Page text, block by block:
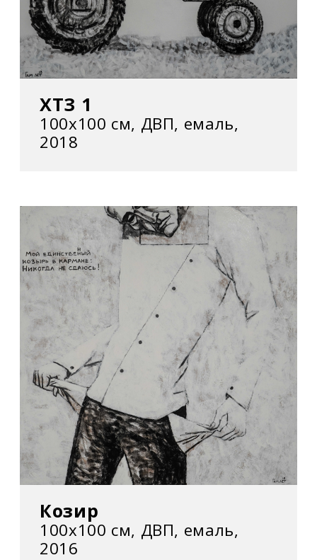
ХТЗ 1
100х100 см, ДВП, емаль,
2018
Козир
100х100 см, ДВП, емаль,
2016